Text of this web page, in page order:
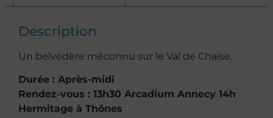
Description
Un belvédère méconnu sur le Val de Chaise.
Durée : Après-midi
Rendez-vous : 13h30 Arcadium Annecy 14h
Hermitage à Thônes